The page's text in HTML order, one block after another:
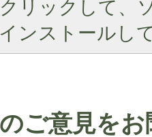
リックして、
ンストールし
ご意見を